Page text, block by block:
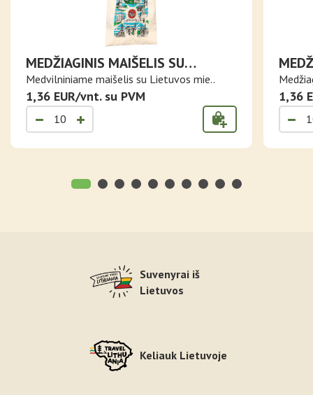
MEDŽIAGINIS MAIŠELIS SU
LIETUVOS MIESTAIS
Medvilniniame maišelis su Lietuvos mie..
1,36 EUR/vnt. su PVM 1,36
Suvenyrai iš
Lietuvos
Keliauk Lietuvoje